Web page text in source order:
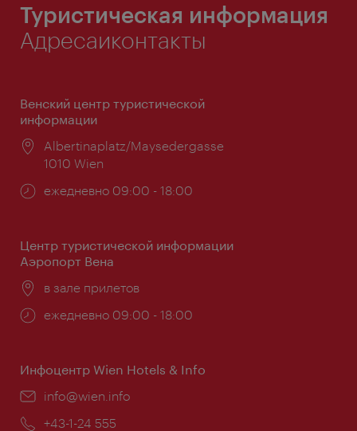
Туристическая информация
Адресаиконтакты
Венский центр туристической
информации
Расположение:
Albertinaplatz/Maysedergasse
1010 Wien
Часы
ежедневно 09:00 - 18:00
Центр туристической информации
Аэропорт Вена
Расположение:
в зале прилетов
Часы
ежедневно 09:00 - 18:00
Инфоцентр Wien Hotels & Info
Эл.
info@wien.info
Телефон:
+43-1-24 555